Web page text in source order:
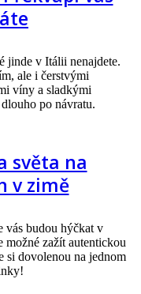
jinde v Itálii nenajdete.
ale i čerstvými
víny a sladkými
po návratu.
světa na
v zimě
vás budou hýčkat v
možné zažít autentickou
si dovolenou na jednom